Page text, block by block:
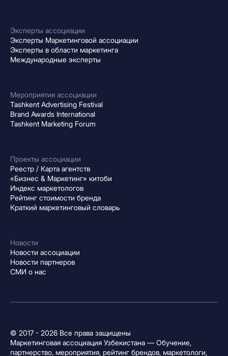
Эксперты ассоциации
Эксперты Маркетинговой ассоциации
Эксперты в области маркетинга
Международные эксперты
Мероприятия ассоциации
Tashkent Advertising Festival
Brand Awards International
Tashkent Marketing Forum
Проекты ассоциации
Реестр / Карта агентств
«Бизнес & Маркетинг» китоби
Индекс маркетологов
Рейтинг стоимости бренда
Краткий маркетинговый словарь
Новости
Новости ассоциации
Новости партнеров
СМИ о нас
© 2017 - 2026 Все права защищены
Маркетинговая ассоциация Узбекистана — Обучение,
партнерство, мероприятия, рейтинг брендов, маркетологи,